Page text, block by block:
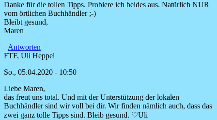
Danke für die tollen Tipps. Probiere ich beides aus. Natürlich NUR
vom örtlichen Buchhändler ;-)
Bleibt gesund,
Maren
Antworten
FTF, Uli Heppel
So., 05.04.2020 - 10:50
Antwort
auf
Danke
Liebe Maren,
das freut uns total. Und mit der Unterstützung der lokalen
Buchhändler sind wir voll bei dir. Wir finden nämlich auch, dass das
zwei ganz tolle Tipps sind. Bleib gesund. ♡Uli